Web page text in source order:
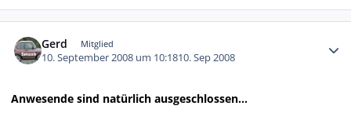
Gerd Mitglied
10. September 2008 um 10:1810. Sep 2008
Anwesende sind natürlich ausgeschlossen...